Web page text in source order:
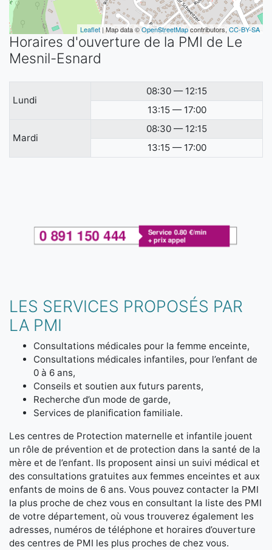
Leaflet | Map data ©OpenStreetMapcontributors, CC-BY-SA
Horaires d'ouverture de la PMI de Le
Mesnil-Esnard
Lundi
08:30 — 12:15
13:15 — 17:00
Mardi
08:30 — 12:15
13:15 — 17:00
LES SERVICES PROPOSÉS PAR
LA PMI
Consultations médicales pour la femme enceinte,
Consultations médicales infantiles, pour l’enfant de
0 à 6 ans,
Conseils et soutien aux futurs parents,
Recherche d’un mode de garde,
Services de planification familiale.
Les centres de Protection maternelle et infantile jouent
un rôle de prévention et de protection dans la santé de la
mère et de l’enfant. Ils proposent ainsi un suivi médical et
des consultations gratuites aux femmes enceintes et aux
enfants de moins de 6 ans. Vous pouvez contacter la PMI
la plus proche de chez vous en consultant la liste des PMI
de votre département, où vous trouverez également les
adresses, numéros de téléphone et horaires d’ouverture
des centres de PMI les plus proches de chez vous.